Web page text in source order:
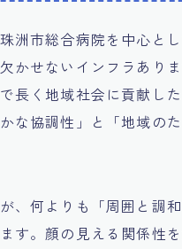
洲市総合病院を中心と
かせないインフラあり
長く地域社会に貢献し
な協調性」と「地域の
、何よりも「周囲と調
す。顔の見える関係性